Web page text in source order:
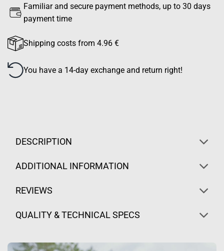
Familiar and secure payment methods, up to 30 days
payment time
Shipping costs from 4.96 €
You have a 14-day exchange and return right!
DESCRIPTION
ADDITIONAL INFORMATION
REVIEWS
QUALITY & TECHNICAL SPECS